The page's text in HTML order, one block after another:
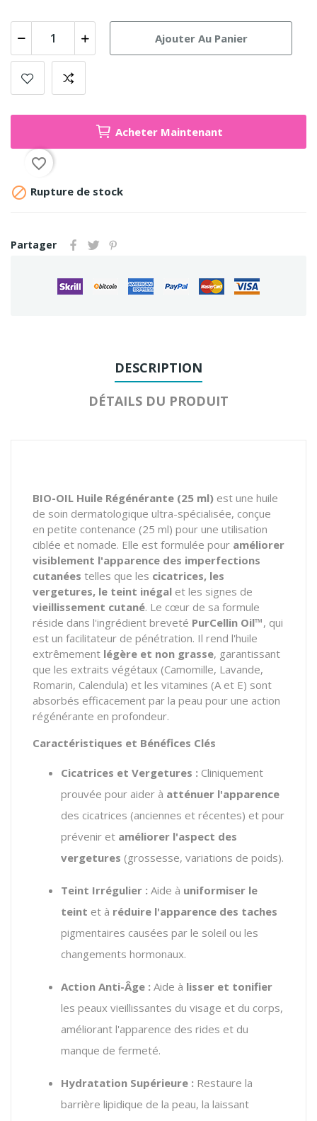
Ajouter Au Panier
Acheter Maintenant
favorite_border
 Rupture de stock
Partager
DESCRIPTION
DÉTAILS DU PRODUIT
BIO-OIL Huile Régénérante (25 ml) est une huile
de soin dermatologique ultra-spécialisée, conçue
en petite contenance (25 ml) pour une utilisation
ciblée et nomade. Elle est formulée pour améliorer
visiblement l'apparence des imperfections
cutanées telles que les cicatrices, les
vergetures, le teint inégal et les signes de
vieillissement cutané. Le cœur de sa formule
réside dans l'ingrédient breveté PurCellin Oil™, qui
est un facilitateur de pénétration. Il rend l'huile
extrêmement légère et non grasse, garantissant
que les extraits végétaux (Camomille, Lavande,
Romarin, Calendula) et les vitamines (A et E) sont
absorbés efficacement par la peau pour une action
régénérante en profondeur.
Caractéristiques et Bénéfices Clés
Cicatrices et Vergetures : Cliniquement
prouvée pour aider à atténuer l'apparence
des cicatrices (anciennes et récentes) et pour
prévenir et améliorer l'aspect des
vergetures (grossesse, variations de poids).
Teint Irrégulier : Aide à uniformiser le
teint et à réduire l'apparence des taches
pigmentaires causées par le soleil ou les
changements hormonaux.
Action Anti-Âge : Aide à lisser et tonifier
les peaux vieillissantes du visage et du corps,
améliorant l'apparence des rides et du
manque de fermeté.
Hydratation Supérieure : Restaure la
barrière lipidique de la peau, la laissant